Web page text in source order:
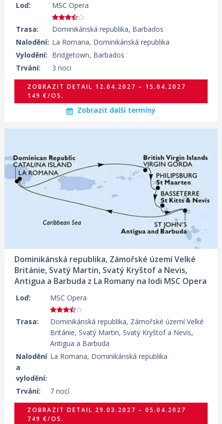
Loď: MSC Opera
Trasa:
Dominikánská republika, Barbados
Nalodění: La Romana, Dominikánská republika
Vylodění: Bridgetown, Barbados
Trvání:
3 noci
ZOBRAZIT DETAIL 12.04.2027 – 15.04.2027
149 €/OS.
Zobrazit další termíny
Dominikánská republika, Zámořské území Velké
Británie, Svatý Martin, Svatý Kryštof a Nevis,
Antigua a Barbuda z La Romany na lodi MSC Opera
Loď: MSC Opera
Trasa:
Dominikánská republika, Zámořské území Velké
Británie, Svatý Martin, Svatý Kryštof a Nevis,
Antigua a Barbuda
Nalodění
a
vylodění:
La Romana, Dominikánská republika
Trvání: 7 nocí
749 €/OS.
ZOBRAZIT DETAIL
15.11.2027 – 22.11.2027
499 €/OS.
ZOBRAZIT DETAIL
29.11.2027 – 06.12.2027
559 €/OS.
ZOBRAZIT DETAIL
13.12.2027 – 20.12.2027
629 €/OS.
ZOBRAZIT DETAIL
27.12.2027 – 03.01.2028
1 419 €/OS.
ZOBRAZIT DETAIL
24.01.2028 – 31.01.2028
609 €/OS.
ZOBRAZIT DETAIL 29.03.2027 – 05.04.2027
749 €/OS.